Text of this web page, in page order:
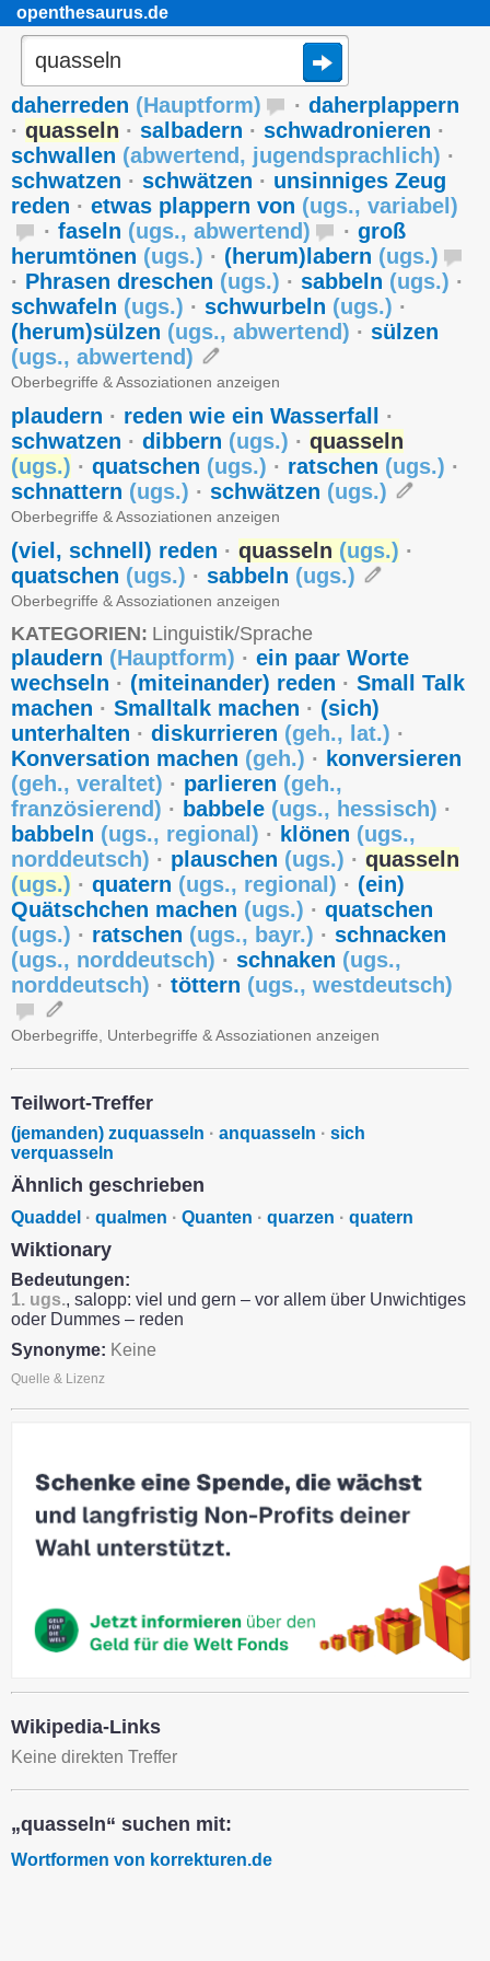
openthesaurus.de
daherreden (Hauptform) · daherplappern
· quasseln · salbadern · schwadronieren ·
schwallen (abwertend , jugendsprachlich) ·
schwatzen · schwätzen · unsinniges Zeug
reden · etwas plappern von (ugs., variabel )
· faseln (ugs., abwertend) · groß
herumtönen (ugs.) · (herum)labern (ugs.)
· Phrasen dreschen (ugs.) · sabbeln (ugs.) ·
schwafeln (ugs.) · schwurbeln (ugs.) ·
(herum)sülzen (ugs., abwertend) · sülzen
(ugs., abwertend)
Oberbegriffe & Assoziationen anzeigen
plaudern · reden wie ein Wasserfall
·
schwatzen · dibbern (ugs.) · quasseln
(ugs.) · quatschen (ugs.) · ratschen (ugs.) ·
schnattern (ugs.) · schwätzen (ugs.)
Oberbegriffe & Assoziationen anzeigen
(viel, schnell) reden · quasseln (ugs.) ·
quatschen (ugs.) · sabbeln (ugs.)
Oberbegriffe & Assoziationen anzeigen
KATEGORIEN: Linguistik/Sprache
plaudern (Hauptform) · ein paar Worte
wechseln · (miteinander) reden · Small Talk
machen · Smalltalk machen · (sich)
unterhalten · diskurrieren (geh., lat.) ·
Konversation machen (geh.) · konversieren
(geh., veraltet) · parlieren (geh.,
französierend) · babbele (ugs., hessisch) ·
babbeln (ugs., regional ) · klönen (ugs.,
norddeutsch) · plauschen (ugs.) · quasseln
(ugs.) · quatern (ugs., regional ) · (ein)
Quätschchen machen (ugs.) · quatschen
(ugs.) · ratschen (ugs., bayr.) · schnacken
(ugs., norddeutsch) · schnaken (ugs.,
norddeutsch) · töttern (ugs., westdeutsch)
Oberbegriffe, Unterbegriffe & Assoziationen anzeigen
Teilwort-Treffer
(jemanden) zuquasseln · anquasseln · sich
verquasseln
Ähnlich geschrieben
Quaddel · qualmen · Quanten · quarzen · quatern
Wiktionary
Bedeutungen:
1. ugs., salopp: viel und gern – vor allem über Unwichtiges
oder Dummes – reden
Synonyme: Keine
Quelle & Lizenz
Wikipedia-Links
Keine direkten Treffer
„quasseln“ suchen mit:
Wortformen von korrekturen.de